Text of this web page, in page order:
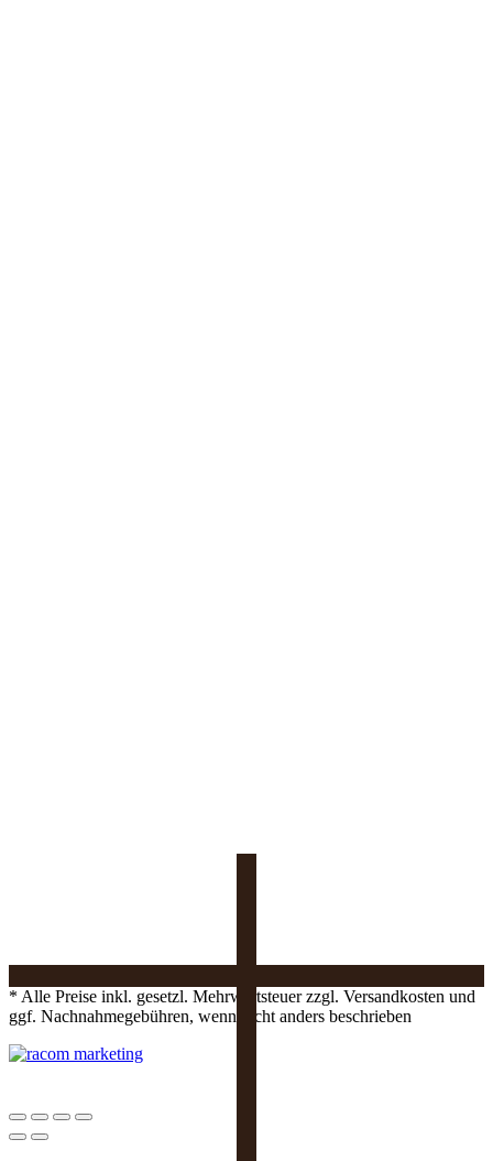
* Alle Preise inkl. gesetzl. Mehrwertsteuer zzgl. Versandkosten und
ggf. Nachnahmegebühren, wenn nicht anders beschrieben